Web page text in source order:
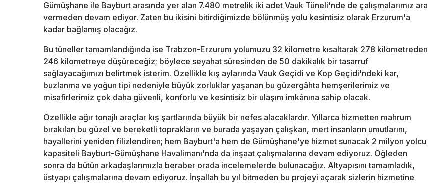
Gümüşhane ile Bayburt arasında yer alan 7.480 metrelik iki adet Vauk Tüneli'nde de çalışmalarımız ara
vermeden devam ediyor. Zaten bu ikisini bitirdiğimizde bölünmüş yolu kesintisiz olarak Erzurum'a
kadar bağlamış olacağız.
Bu tüneller tamamlandığında ise Trabzon-Erzurum yolumuzu 32 kilometre kısaltarak 278 kilometreden
246 kilometreye düşüreceğiz; böylece seyahat süresinden de 50 dakikalık bir tasarruf
sağlayacağımızı belirtmek isterim. Özellikle kış aylarında Vauk Geçidi ve Kop Geçidi'ndeki kar,
buzlanma ve yoğun tipi nedeniyle büyük zorluklar yaşanan bu güzergâhta hemşerilerimiz ve
misafirlerimiz çok daha güvenli, konforlu ve kesintisiz bir ulaşım imkânına sahip olacak.
Özellikle ağır tonajlı araçlar kış şartlarında büyük bir nefes alacaklardır. Yıllarca hizmetten mahrum
bırakılan bu güzel ve bereketli toprakların ve burada yaşayan çalışkan, mert insanların umutlarını,
hayallerini yeniden filizlendiren; hem Bayburt'a hem de Gümüşhane'ye hizmet sunacak 2 milyon yolcu
kapasiteli Bayburt-Gümüşhane Havalimanı'nda da inşaat çalışmalarına devam ediyoruz. Öğleden
sonra da bütün arkadaşlarımızla beraber orada incelemelerde bulunacağız. Altyapısını tamamladık,
üstyapı çalışmalarına devam ediyoruz. İnşallah bu yıl bitmeden bu projeyi açarak sizlerin hizmetine